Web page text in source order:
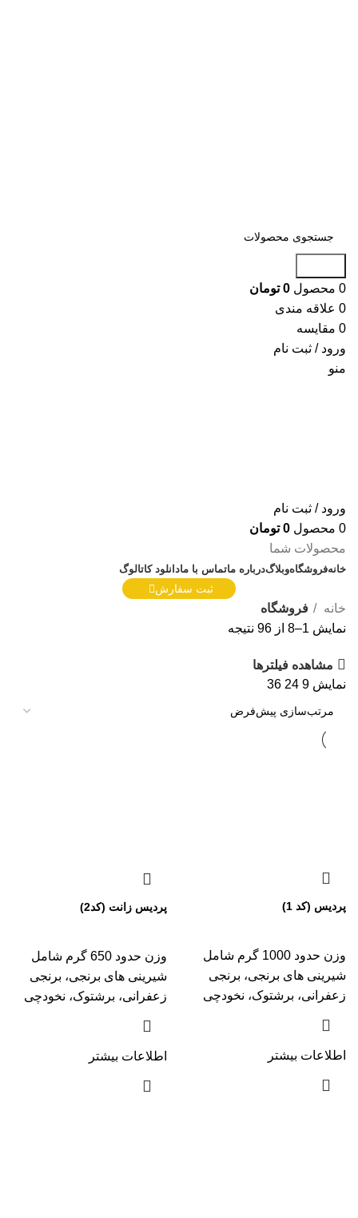
0 محصول 0 تومان
0 علاقه مندی
0 مقایسه
ورود / ثبت نام
منو
ورود / ثبت نام
0 محصول 0 تومان
محصولات شما
خانهفروشگاهوبلاگدرباره ماتماس با مادانلود کاتالوگ
ثبت سفارش
خانه
فروشگاه
نمایش 1–8 از 96 نتیجه
مشاهده فیلترها
نمایش 9
24
36
پردیس (کد 1)
وزن حدود 1000 گرم شامل
شیرینی های برنجی، برنجی
زعفرانی، برشتوک، نخودچی
اطلاعات بیشتر
پردیس زانت (کد2)
وزن حدود 650 گرم شامل
شیرینی های برنجی، برنجی
زعفرانی، برشتوک، نخودچی
اطلاعات بیشتر